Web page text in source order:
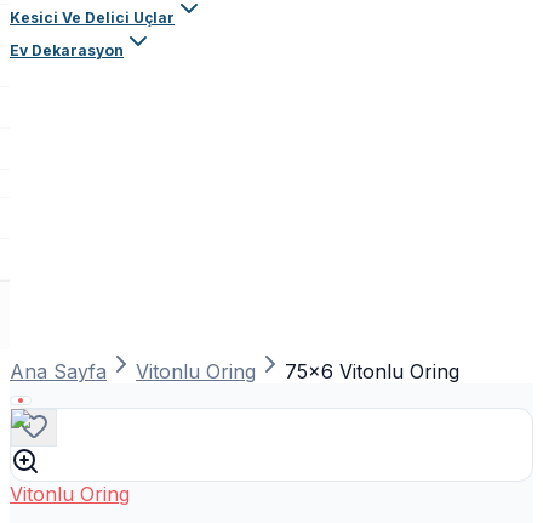
Kesici Ve Delici Uçlar
Ev Dekarasyon
Ana Sayfa Vitonlu Oring 75x6 Vitonlu Oring
Vitonlu Oring